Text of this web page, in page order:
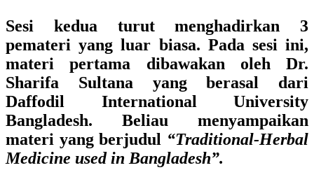
Sesi kedua turut menghadirkan 3
pemateri yang luar biasa. Pada sesi ini,
materi pertama dibawakan oleh Dr.
Sharifa Sultana yang berasal dari
Daffodil International University
Bangladesh. Beliau menyampaikan
materi yang berjudul “Traditional-Herbal
Medicine used in Bangladesh”.